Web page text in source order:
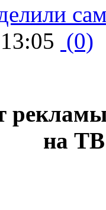
(0)
на ТВ